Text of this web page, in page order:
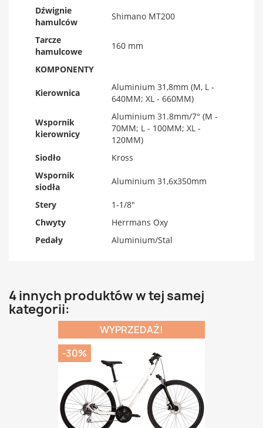
Dźwignie
hamulców
Shimano MT200
Tarcze
hamulcowe
160 mm
KOMPONENTY
Kierownica
Aluminium 31,8mm (M, L -
640MM; XL - 660MM)
Wspornik
kierownicy
Aluminium 31.8mm/7° (M -
70MM; L - 100MM; XL -
120MM)
Siodło
Kross
Wspornik
siodła
Aluminium 31,6x350mm
Stery
1-1/8"
Chwyty
Herrmans Oxy
Pedały
Aluminium/Stal
4 innych produktów w tej samej
kategorii:
WYPRZEDAŻ!
-30%